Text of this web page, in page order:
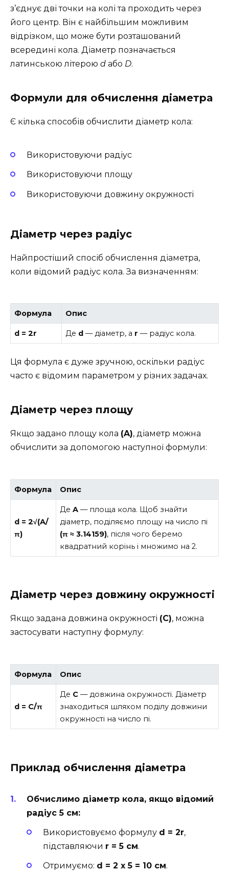
з’єднує дві точки на колі та проходить через
його центр. Він є найбільшим можливим
відрізком, що може бути розташований
всередині кола. Діаметр позначається
латинською літерою d або D.
Формули для обчислення діаметра
Є кілька способів обчислити діаметр кола:
Використовуючи радіус
Використовуючи площу
Використовуючи довжину окружності
Діаметр через радіус
Найпростіший спосіб обчислення діаметра,
коли відомий радіус кола. За визначенням:
Формула Опис
d = 2r Де d — діаметр, а r — радіус кола.
Ця формула є дуже зручною, оскільки радіус
часто є відомим параметром у різних задачах.
Діаметр через площу
Якщо задано площу кола (A), діаметр можна
обчислити за допомогою наступної формули:
Формула Опис
d = 2√(A/
π)
ДеA — площа кола. Щоб знайти
діаметр, поділяємо площу на число пі
(π ≈ 3.14159), після чого беремо
квадратний корінь і множимо на 2.
Діаметр через довжину окружності
Якщо задана довжина окружності (C), можна
застосувати наступну формулу:
Формула Опис
d = C/π
Де C — довжина окружності. Діаметр
знаходиться шляхом поділу довжини
окружності на число пі.
Приклад обчислення діаметра
Обчислимо діаметр кола, якщо відомий
радіус 5 см:
Використовуємо формулу d = 2r,
підставляючи r = 5 см.
Отримуємо: d = 2 x 5 = 10 см.